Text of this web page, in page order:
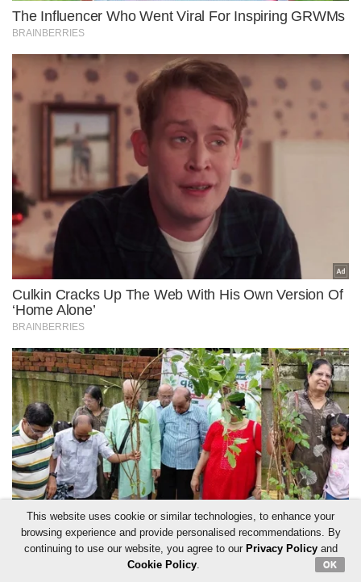
This website uses cookie or similar technologies, to enhance your
browsing experience and provide personalised recommendations. By
continuing to use our website, you agree to our Privacy Policyand
Cookie Policy. OK